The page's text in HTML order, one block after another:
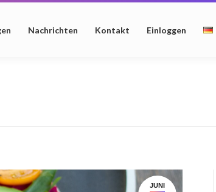
Nachrichten Kontakt Einloggen
JUNI